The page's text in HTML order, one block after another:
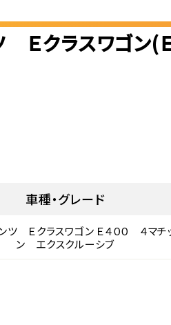
Ｅクラスワゴン
車種・グレード
ツ Ｅクラスワゴン Ｅ４００ ４マ
ン エクスクルーシブ